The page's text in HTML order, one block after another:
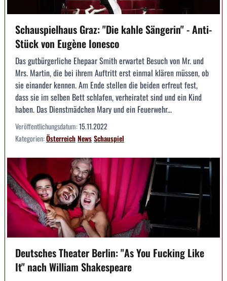
Schauspielhaus Graz: "Die kahle Sängerin" - Anti-
Stück von Eugène Ionesco
Das gutbürgerliche Ehepaar Smith erwartet Besuch von Mr. und
Mrs. Martin, die bei ihrem Auftritt erst einmal klären müssen, ob
sie einander kennen. Am Ende stellen die beiden erfreut fest,
dass sie im selben Bett schlafen, verheiratet sind und ein Kind
haben. Das Dienstmädchen Mary und ein Feuerwehr...
Veröffentlichungsdatum:15.11.2022
Kategorien:ÖsterreichNewsSchauspiel
Deutsches Theater Berlin: "As You Fucking Like
It" nach William Shakespeare